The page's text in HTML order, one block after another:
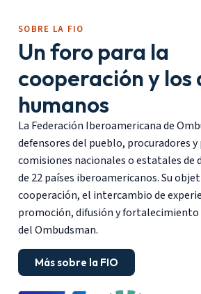
SOBRE LA FIO
Un foro para la
cooperación y los
humanos
La Federación Iberoamericana de
defensores del pueblo, procuradores y
comisiones nacionales o estatales de
de 22 países iberoamericanos. Su
cooperación, el intercambio de
promoción, difusión y
del Ombudsman.
Más sobre la FIO